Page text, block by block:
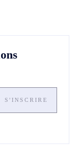
S'INSCRIRE